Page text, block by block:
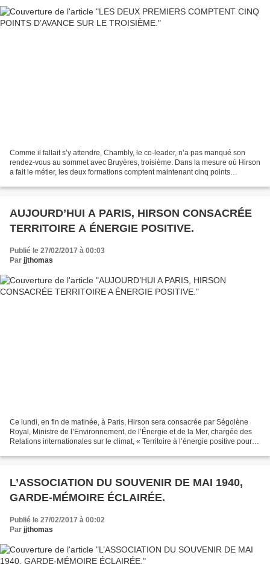
Comme il fallait s’y attendre, Chambly, le co-leader, n’a pas manqué son
rendez-vous au sommet avec Bruyères, troisième. Dans la mesure où Hirson
a fait le métier, les deux formations comptent maintenant cinq points
AUJOURD’HUI A PARIS, HIRSON CONSACRÉE
TERRITOIRE A ÉNERGIE POSITIVE.
Publié le 27/02/2017 à 00:03
Par jjthomas
Ce lundi, en fin de matinée, à Paris, Hirson sera consacrée par Ségolène
Royal, Ministre de l’Environnement, de l’Énergie et de la Mer, chargée des
Relations internationales sur le climat, « Territoire à l’énergie positive pour la
L’ASSOCIATION DU SOUVENIR DE MAI 1940,
GARDE-MÉMOIRE ÉCLAIRÉE.
Publié le 27/02/2017 à 00:02
Par jjthomas